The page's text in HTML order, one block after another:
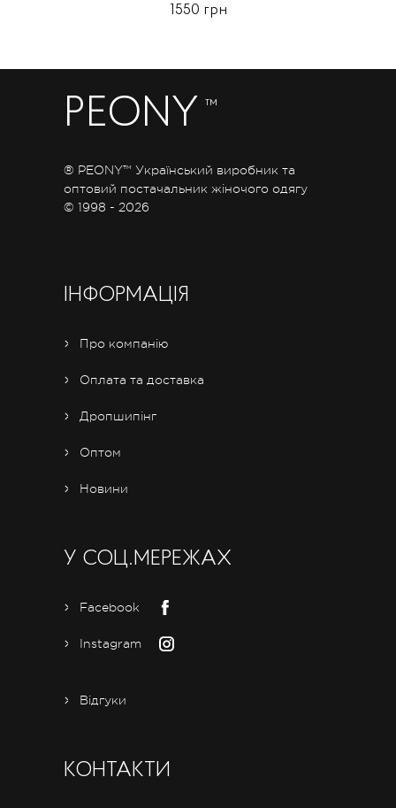
1550 грн
PEONY ™
® PEONY™ Український виробник та
оптовий постачальник жіночого одягу
© 1998 - 2026
ІНФОРМАЦІЯ
Про компанію
Оплата та доставка
Дропшипінг
Оптом
Новини
У СОЦ.МЕРЕЖАХ
Facebook
Instagram
Відгуки
КОНТАКТИ